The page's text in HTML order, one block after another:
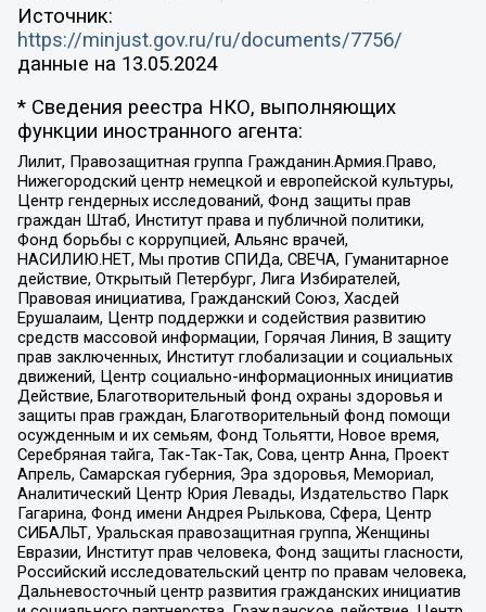
Источник:
https://minjust.gov.ru/ru/documents/7756/
данные на 13.05.2024
* Сведения реестра НКО, выполняющих
функции иностранного агента:
Лилит, Правозащитная группа Гражданин.Армия.Право,
Нижегородский центр немецкой и европейской культуры,
Центр гендерных исследований, Фонд защиты прав
граждан Штаб, Институт права и публичной политики,
Фонд борьбы с коррупцией, Альянс врачей,
НАСИЛИЮ.НЕТ, Мы против СПИДа, СВЕЧА, Гуманитарное
действие, Открытый Петербург, Лига Избирателей,
Правовая инициатива, Гражданский Союз, Хасдей
Ерушалаим, Центр поддержки и содействия развитию
средств массовой информации, Горячая Линия, В защиту
прав заключенных, Институт глобализации и социальных
движений, Центр социально-информационных инициатив
Действие, Благотворительный фонд охраны здоровья и
защиты прав граждан, Благотворительный фонд помощи
осужденным и их семьям, Фонд Тольятти, Новое время,
Серебряная тайга, Так-Так-Так, Сова, центр Анна, Проект
Апрель, Самарская губерния, Эра здоровья, Мемориал,
Аналитический Центр Юрия Левады, Издательство Парк
Гагарина, Фонд имени Андрея Рылькова, Сфера, Центр
СИБАЛЬТ, Уральская правозащитная группа, Женщины
Евразии, Институт прав человека, Фонд защиты гласности,
Российский исследовательский центр по правам человека,
Дальневосточный центр развития гражданских инициатив